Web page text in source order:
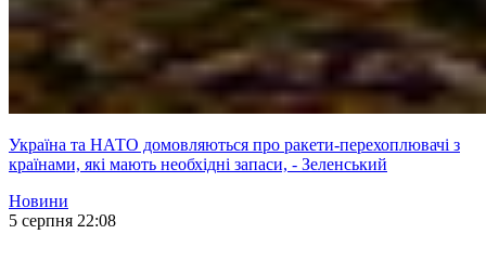
Україна та НАТО домовляються про ракети-перехоплювачі з
країнами, які мають необхідні запаси, - Зеленський
Новини
5 серпня 22:08